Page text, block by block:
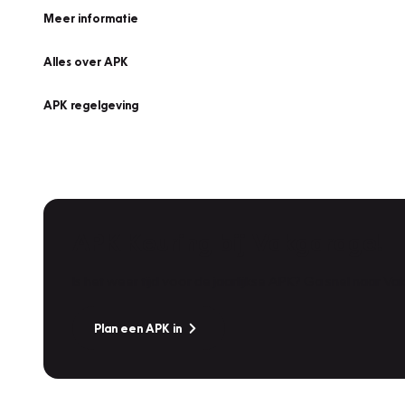
Meer informatie
Alles over APK
APK regelgeving
Plan een APK in